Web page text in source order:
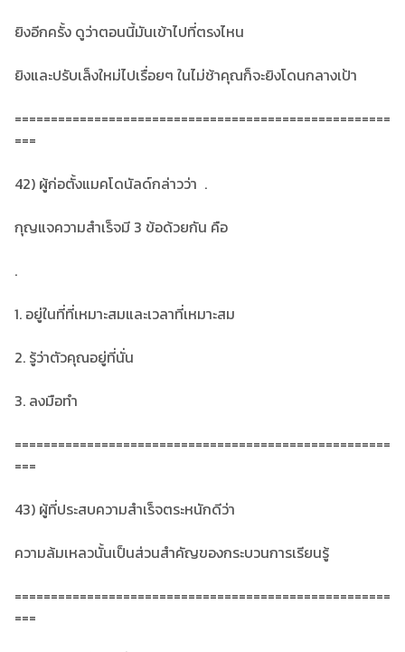
ยิงอีกครั้ง ดูว่าตอนนี้มันเข้าไปที่ตรงไหน
ยิงและปรับเล็งใหม่ไปเรื่อยๆ ในไม่ช้าคุณก็จะยิงโดนกลางเป้า
====================================================
===
42) ผู้ก่อตั้งแมคโดนัลด์กล่าวว่า .
กุญแจความสำเร็จมี 3 ข้อด้วยกัน คือ
.
1. อยู่ในที่ที่เหมาะสมและเวลาที่เหมาะสม
2. รู้ว่าตัวคุณอยู่ที่นั่น
3. ลงมือทำ
====================================================
===
43) ผู้ที่ประสบความสำเร็จตระหนักดีว่า
ความล้มเหลวนั้นเป็นส่วนสำคัญของกระบวนการเรียนรู้
====================================================
===